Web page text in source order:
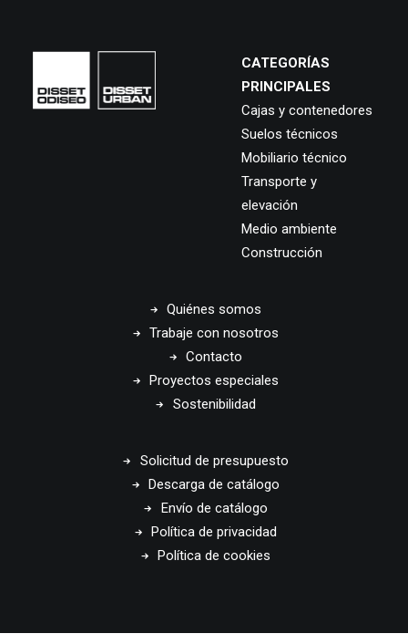
CATEGORÍAS
PRINCIPALES
Cajas y contenedores
Suelos técnicos
Mobiliario técnico
Transporte y
elevación
Medio ambiente
Construcción
Quiénes somos
Trabaje con nosotros
Contacto
Proyectos especiales
Sostenibilidad
Solicitud de presupuesto
Descarga de catálogo
Envío de catálogo
Política de privacidad
Política de cookies